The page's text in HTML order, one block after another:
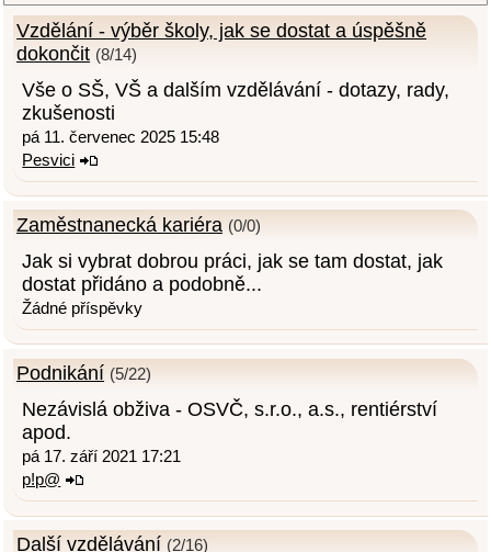
Vzdělání - výběr školy, jak se dostat a úspěšně
dokončit (8/14)
Vše o SŠ, VŠ a dalším vzdělávání - dotazy, rady,
zkušenosti
pá 11. červenec 2025 15:48
Pesvici
Zaměstnanecká kariéra (0/0)
Jak si vybrat dobrou práci, jak se tam dostat, jak
dostat přidáno a podobně...
Žádné příspěvky
Podnikání (5/22)
Nezávislá obživa - OSVČ, s.r.o., a.s., rentiérství
apod.
pá 17. září 2021 17:21
p!p@
Další vzdělávání (2/16)